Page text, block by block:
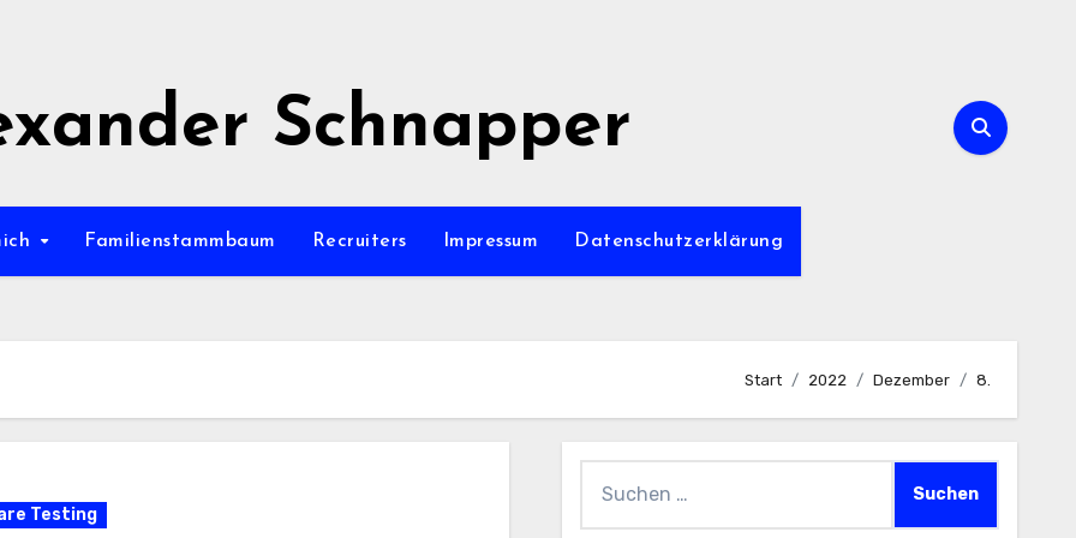
Schnapper
Familienstammbaum Recruiters Impressum Datenschutzerklärung
Start 2022 Dezember 8.
Testing
nach: